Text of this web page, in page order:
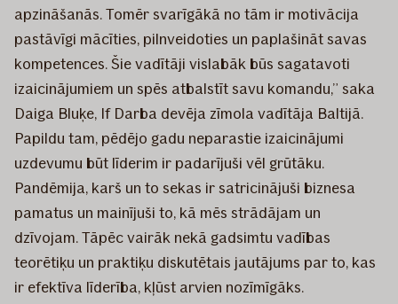
apzināšanās. Tomēr svarīgākā no tām ir motivācija
pastāvīgi mācīties, pilnveidoties un paplašināt savas
kompetences. Šie vadītāji vislabāk būs sagatavoti
izaicinājumiem un spēs atbalstīt savu komandu,” saka
Daiga Bluķe, If Darba devēja zīmola vadītāja Baltijā.
Papildu tam, pēdējo gadu neparastie izaicinājumi
uzdevumu būt līderim ir padarījuši vēl grūtāku.
Pandēmija, karš un to sekas ir satricinājuši biznesa
pamatus un mainījuši to, kā mēs strādājam un
dzīvojam. Tāpēc vairāk nekā gadsimtu vadības
teorētiķu un praktiķu diskutētais jautājums par to, kas
ir efektīva līderība, kļūst arvien nozīmīgāks.